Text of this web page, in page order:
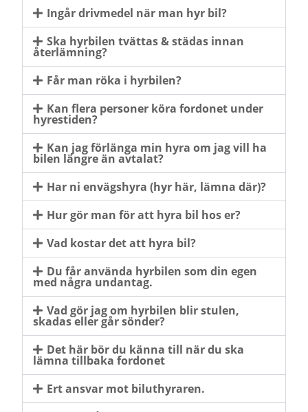
Ingår drivmedel när man hyr bil?
Ska hyrbilen tvättas & städas innan
återlämning?
Får man röka i hyrbilen?
Kan flera personer köra fordonet under
hyrestiden?
Kan jag förlänga min hyra om jag vill ha
bilen längre än avtalat?
Har ni envägshyra (hyr här, lämna där)?
Hur gör man för att hyra bil hos er?
Vad kostar det att hyra bil?
Du får använda hyrbilen som din egen
med några undantag.
Vad gör jag om hyrbilen blir stulen,
skadas eller går sönder?
Det här bör du känna till när du ska
lämna tillbaka fordonet
Ert ansvar mot biluthyraren.